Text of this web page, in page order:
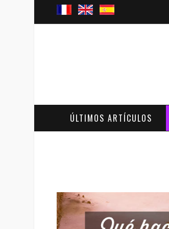
ÚLTIMOS ARTÍCULOS